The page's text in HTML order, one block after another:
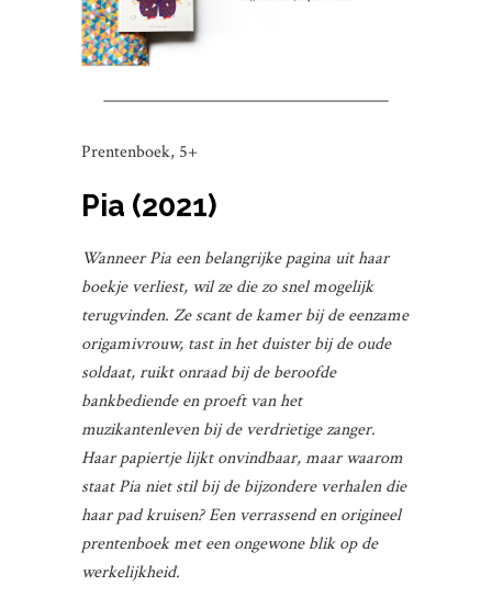
Prentenboek, 5+
Pia (2021)
Wanneer Pia een belangrijke pagina uit haar
boekje verliest, wil ze die zo snel mogelijk
terugvinden. Ze scant de kamer bij de eenzame
origamivrouw, tast in het duister bij de oude
soldaat, ruikt onraad bij de beroofde
bankbediende en proeft van het
muzikantenleven bij de verdrietige zanger.
Haar papiertje lijkt onvindbaar, maar waarom
staat Pia niet stil bij de bijzondere verhalen die
haar pad kruisen? Een verrassend en origineel
prentenboek met een ongewone blik op de
werkelijkheid.